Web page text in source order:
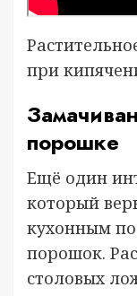
при
порошке
Ещё один
который
кухонным
порошок.
столовых